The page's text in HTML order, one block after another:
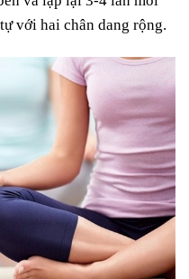
với hai chân dang rộng.